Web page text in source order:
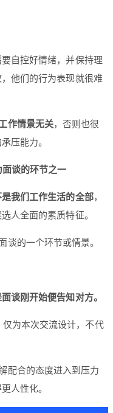
自控好情绪，并保持理
他们的行为表现就很难
作情景无关，否则也很
压能力。
谈的环节之一
我们工作生活的全部，
人全面的素质特征。
谈的一个环节或情景。
谈刚开始便告知对方。
为本次交流设计，不代
配合的态度进入到压力
人性化。